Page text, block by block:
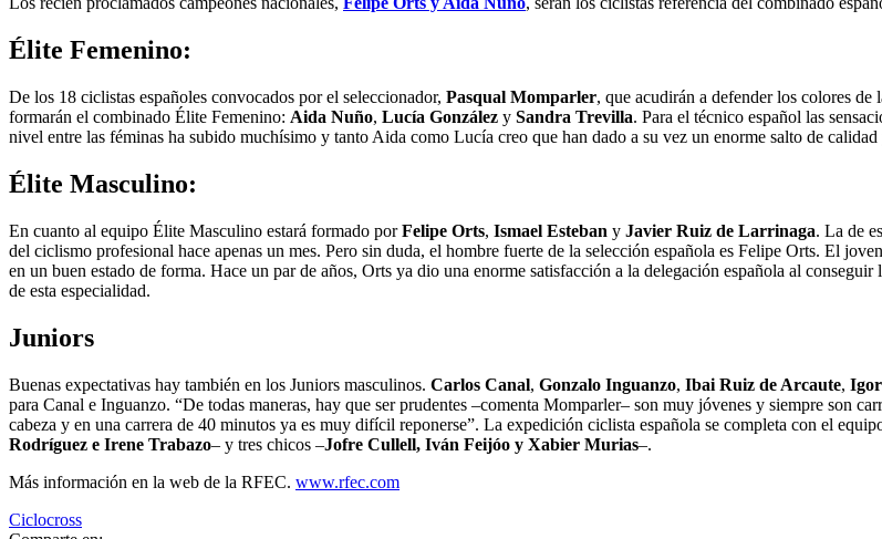
Élite Femenino:
De los 18 ciclistas españoles convocados por el seleccionador, Pasqual Momparler, que acudirán a defender los colores
formarán el combinado Élite Femenino: Aida Nuño, Lucía González y Sandra Trevilla. Para el técnico español las
nivel entre las féminas ha subido muchísimo y tanto Aida como Lucía creo que han dado a su vez un enorme salto de
Élite Masculino:
En cuanto al equipo Élite Masculino estará formado porFelipe Orts, Ismael Esteban y Javier Ruiz de Larrinaga. La de
del ciclismo profesional hace apenas un mes. Pero sin duda, el hombre fuerte de la selección española es Felipe Orts. El
en un buen estado de forma. Hace un par de años, Orts ya dio una enorme satisfacción a la delegación española al
de esta especialidad.
Juniors
Buenas expectativas hay también en los Juniors masculinos. Carlos Canal, Gonzalo Inguanzo, Ibai Ruiz de Arcaute, Igor
para Canal e Inguanzo. “De todas maneras, hay que ser prudentes –comenta Momparler– son muy jóvenes y siempre son
cabeza y en una carrera de 40 minutos ya es muy difícil reponerse”. La expedición ciclista española se completa con el
Rodríguez e Irene Trabazo– y tres chicos –Jofre Cullell, Iván Feijóo y Xabier Murias–.
Más información en la web de la RFEC. www.rfec.com
Ciclocross